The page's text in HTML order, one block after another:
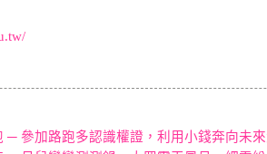
─ 參加路跑多認識權證，利用小錢奔向未